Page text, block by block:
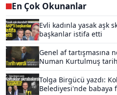
En Çok Okunanlar
Evli kadınla yasak aşk
başkanlar istifa etti
Genel af tartışmasına
Numan Kurtulmuş
Tolga Birgücü yazdı:
Belediyesi'nde babaya